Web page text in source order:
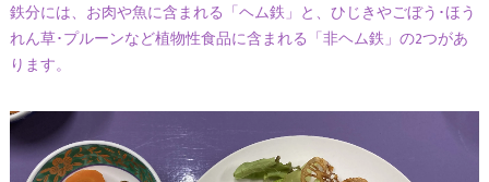
鉄分には、お肉や魚に含まれる「ヘム鉄」と、ひじきやごぼう･ほう
れん草･プルーンなど植物性食品に含まれる「非ヘム鉄」の2つがあ
ります。